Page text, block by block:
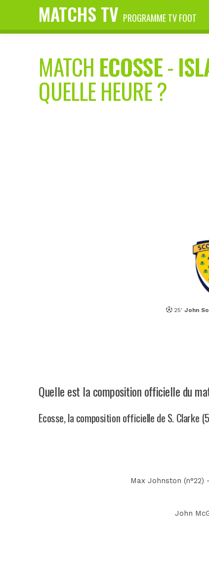
MATCHS TV PROGRAMME TV FOOT
MATCH ECOSSE-
QUELLE HEURE ?
25' John
Quelle est la composition officielle du
Ecosse, la composition officielle de S. Clarke
Max Johnston
John